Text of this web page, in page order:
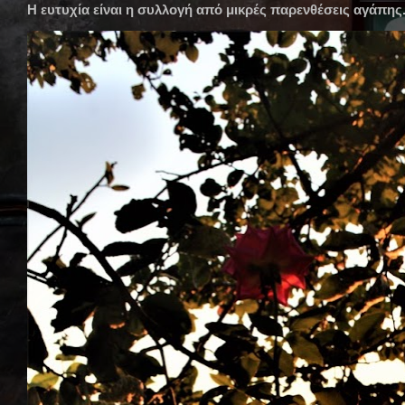
Η ευτυχία είναι η συλλογή από μικρές παρενθέσεις